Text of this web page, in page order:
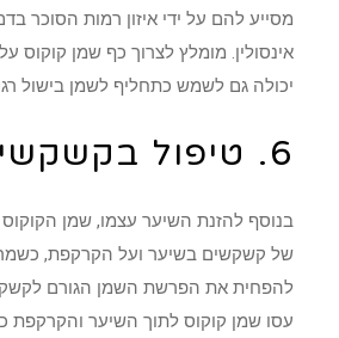
מסייע להם על ידי איזון רמות הסוכר
אינסולין. מומלץ לצרוך כף שמן קוקוס
יכולה גם לשמש כתחליף לשמן בישול
6. טיפול בקשקשים
בנוסף להזנת השיער עצמו, שמן
של קשקשים בשיער ועל הקרקפת,
להפחית את הפרשת השמן הגורם